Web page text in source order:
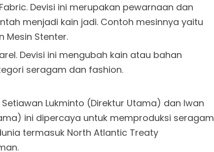
Devisi ini merupakan pewarnaan dan
menjadi kain jadi. Contoh mesinnya yaitu
Mesin Stenter.
Devisi ini mengubah kain atau bahan
seragam dan fashion.
Lukminto (Direktur Utama) dan Iwan
ini dipercaya untuk memproduksi seragam
termasuk North Atlantic Treaty